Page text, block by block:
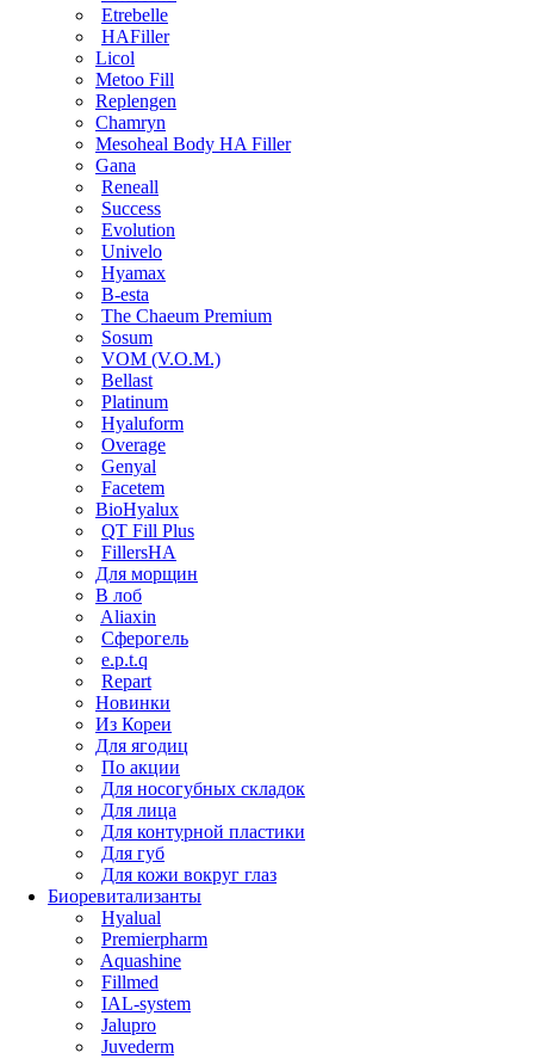
Etrebelle
HAFiller
Licol
Metoo Fill
Replengen
Chamryn
Mesoheal Body HA Filler
Gana
Reneall
Success
Evolution
Univelo
Hyamax
B-esta
The Chaeum Premium
Sosum
VOM (V.O.M.)
Bellast
Platinum
Hyaluform
Overage
Genyal
Facetem
BioHyalux
QT Fill Plus
FillersHA
Для морщин
В лоб
Aliaxin
Сферогель
e.p.t.q
Repart
Новинки
Из Кореи
Для ягодиц
По акции
Для носогубных складок
Для лица
Для контурной пластики
Для губ
Для кожи вокруг глаз
Биоревитализанты
Hyalual
Premierpharm
Aquashine
Fillmed
IAL-system
Jalupro
Juvederm